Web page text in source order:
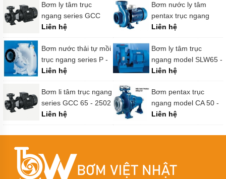
gọn
kiểu
bơm
liền
Công
suất
máy
bánh
răng
bơm
nhựa
Bơm
màng
Bơm ly tâm trục
ngang series GCC
125 - 2502
Liên hệ
Bơm nước ly tâm
pentax trục ngang
model CS 200 - 400
Liên hệ
Bơm nước thải tự mồi
trục ngang series P -
10
Liên hệ
Bơm ly tâm trục
ngang model SLW65 -
200B - SLW65 -
250(I)A
Liên hệ
Bơm li tâm trục ngang
series GCC 65 - 2502
Liên hệ
Bơm pentax trục
ngang model CA 50 -
125
Liên hệ